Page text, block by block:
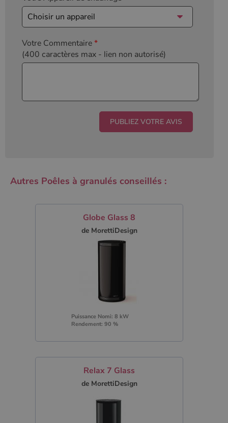
Votre Commentaire*
(400 caractères max - lien non autorisé)
Autres Poêles à granulés conseillés :
Globe Glass 8
de MorettiDesign
Puissance Nomi: 8 kW
Rendement: 90 %
Relax 7 Glass
de MorettiDesign